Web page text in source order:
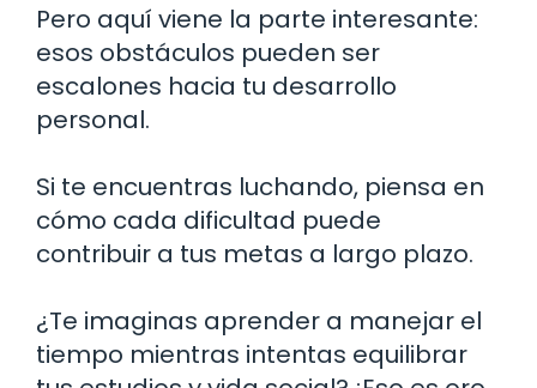
Pero aquí viene la parte interesante:
esos obstáculos pueden ser
escalones hacia tu desarrollo
personal.
Si te encuentras luchando, piensa en
cómo cada dificultad puede
contribuir a tus metas a largo plazo.
¿Te imaginas aprender a manejar el
tiempo mientras intentas equilibrar